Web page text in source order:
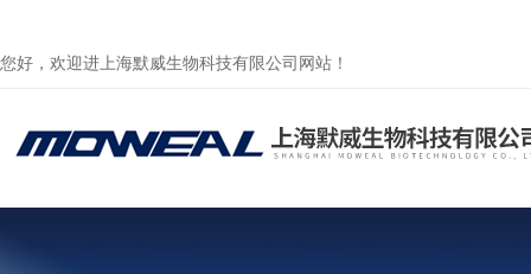
您好，欢迎进上海默威生物科技有限公司网站！